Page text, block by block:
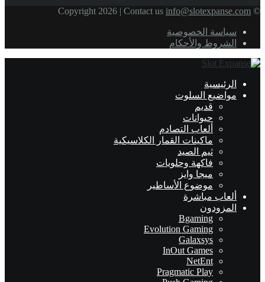
© Copyright 2026 | Contact us
info@slotexpanse.com
سياسة الخصوصية
الشروط والأحكام
الرئيسية
مواضيع السلوت
قديم
حيوانات
ألعاب التصادم
ماكينات القمار الكلاسيكية
ثيم الصيد
فاكهة وحلويات
ميجا وايز
موضوع الأساطير
ألعاب مباشرة
المزودون
Bgaming
Evolution Gaming
Galaxsys
InOut Games
NetEnt
Pragmatic Play